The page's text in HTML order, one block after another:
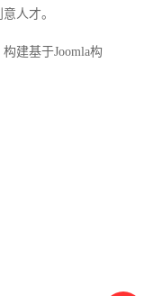
人才。
建基于Joomla构